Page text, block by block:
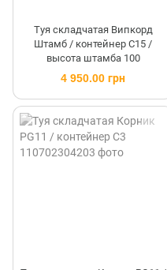
Туя складчатая Випкорд
Штамб / контейнер C15 /
высота штамба 100
4 950.00 грн